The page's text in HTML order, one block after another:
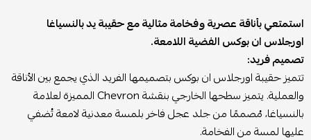
استمتعي بأناقة عصرية وفخامة مثالية مع حقيبة يد بالنسياغا
اورجلاس ان بوكس الفضية اللامعة.
تصميم فريد:
تتميز حقيبة اورجلاس ان بوكس بتصميمها الفريد الذي يجمع بين الأناقة
والعملية. يتميز سطحها الخارجي بنقشة Chevron المميزة لعلامة
بالنسياغا، مُصممًا من جلد عجل فاخر بلمسة معدنية لامعة تُضفي
عليها لمسة من الفخامة.